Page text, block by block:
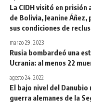
La CIDH visitó en prisión
de Bolivia, Jeanine
sus condiciones de
marzo 29, 2023
Rusia bombardeó una
Ucrania: al menos 22
agosto 24, 2022
El bajo nivel del Danubio
guerra alemanes de la